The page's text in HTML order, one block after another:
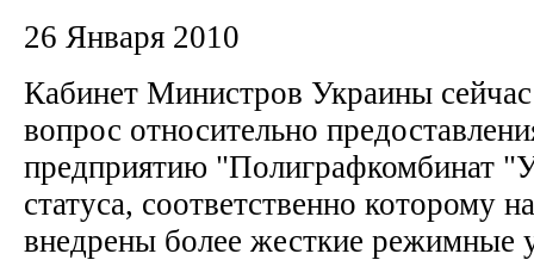
26 Января 2010
Кабинет Министров Украины
вопрос относительно
предприятию "Полиграфкомбинат
статуса, соответственно которому
внедрены более жесткие режимные